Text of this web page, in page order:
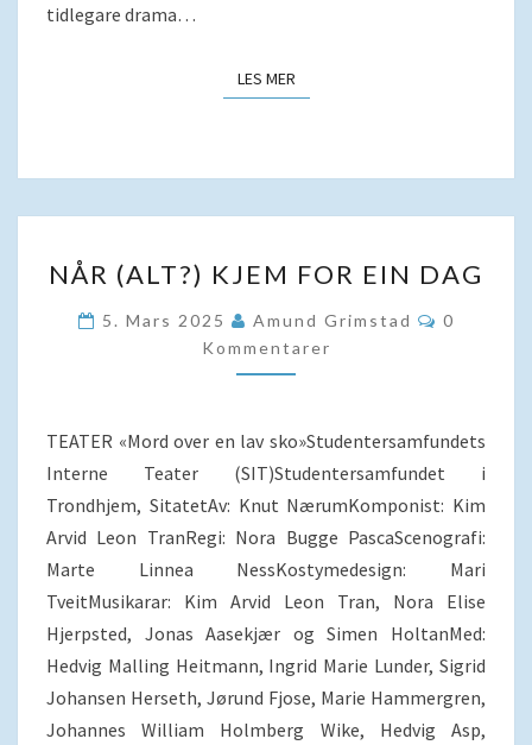
tidlegare drama…
LES MERLES MER
(ALT?)
KJEM
FOR
EIN
NÅR (ALT?) KJEM FOR EIN DAG
5. Mars 2025 Amund Grimstad
0
Kommentarer
TEATER «Mord over en lav sko»Studentersamfundets
Interne Teater (SIT)Studentersamfundet i
Trondhjem, SitatetAv: Knut NærumKomponist: Kim
Arvid Leon TranRegi: Nora Bugge PascaScenografi:
Marte Linnea NessKostymedesign: Mari
TveitMusikarar: Kim Arvid Leon Tran, Nora Elise
Hjerpsted, Jonas Aasekjær og Simen HoltanMed:
Hedvig Malling Heitmann, Ingrid Marie Lunder, Sigrid
Johansen Herseth, Jørund Fjose, Marie Hammergren,
Johannes William Holmberg Wike, Hedvig Asp,